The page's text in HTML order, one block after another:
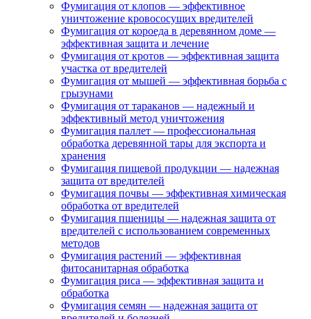
Фумигация от клопов — эффективное
уничтожение кровососущих вредителей
Фумигация от короеда в деревянном доме —
эффективная защита и лечение
Фумигация от кротов — эффективная защита
участка от вредителей
Фумигация от мышей — эффективная борьба с
грызунами
Фумигация от тараканов — надежный и
эффективный метод уничтожения
Фумигация паллет — профессиональная
обработка деревянной тары для экспорта и
хранения
Фумигация пищевой продукции — надежная
защита от вредителей
Фумигация почвы — эффективная химическая
обработка от вредителей
Фумигация пшеницы — надежная защита от
вредителей с использованием современных
методов
Фумигация растений — эффективная
фитосанитарная обработка
Фумигация риса — эффективная защита и
обработка
Фумигация семян — надежная защита от